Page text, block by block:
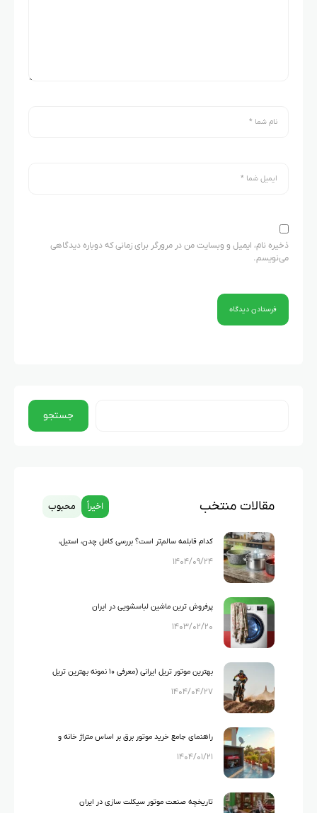
ذخیره نام، ایمیل و وبسایت من در مرورگر برای زمانی که دوباره دیدگاهی
می‌نویسم.
جستجو
مقالات منتخب اخیراً محبوب
کدام قابلمه سالم‌تر است؟ بررسی کامل چدن، استیل،
گرانیت و تفلون
۱۴۰۴/۰۹/۲۴
پرفروش ترین ماشین لباسشویی در ایران
۱۴۰۳/۰۲/۲۰
بهترین موتور تریل ایرانی (معرفی ۱۰ نمونه بهترین تریل
های ایرانی)
۱۴۰۴/۰۴/۲۷
راهنمای جامع خرید موتور برق بر اساس متراژ خانه و
لوازم خانگی
۱۴۰۴/۰۱/۲۱
تاریخچه صنعت موتور سیکلت سازی در ایران